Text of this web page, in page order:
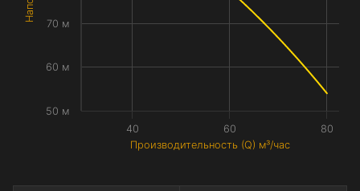
Производительность (Q) м³/час
40 60 80
50 м
60 м
70 м